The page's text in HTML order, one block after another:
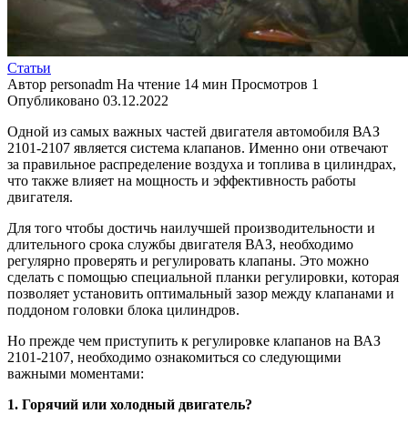
Статьи
Автор personadm На чтение 14 мин Просмотров 1
Опубликовано 03.12.2022
Одной из самых важных частей двигателя автомобиля ВАЗ
2101-2107 является система клапанов. Именно они отвечают
за правильное распределение воздуха и топлива в цилиндрах,
что также влияет на мощность и эффективность работы
двигателя.
Для того чтобы достичь наилучшей производительности и
длительного срока службы двигателя ВАЗ, необходимо
регулярно проверять и регулировать клапаны. Это можно
сделать с помощью специальной планки регулировки, которая
позволяет установить оптимальный зазор между клапанами и
поддоном головки блока цилиндров.
Но прежде чем приступить к регулировке клапанов на ВАЗ
2101-2107, необходимо ознакомиться со следующими
важными моментами:
1. Горячий или холодный двигатель?